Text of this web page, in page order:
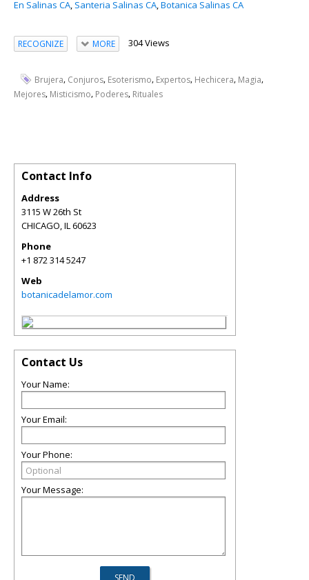
En Salinas CA, Santeria Salinas CA,Botanica Salinas CA
RECOGNIZE MORE 304 Views
Brujera, Conjuros, Esoterismo, Expertos, Hechicera, Magia,
Mejores, Misticismo, Poderes, Rituales
Contact Info
Address
3115 W 26th St
CHICAGO IL 60623
Phone
+1 872 314 5247
Web
botanicadelamor.com
Contact Us
Your Name:
Your Email:
Your Phone:
Your Message: